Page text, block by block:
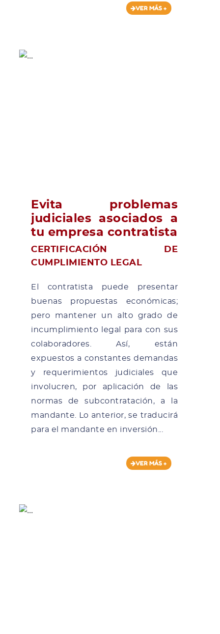
VER MÁS +
Evita problemas
judiciales asociados a
tu empresa contratista
CERTIFICACIÓN DE
CUMPLIMIENTO LEGAL
El contratista puede presentar
buenas propuestas económicas;
pero mantener un alto grado de
incumplimiento legal para con sus
colaboradores. Así, están
expuestos a constantes demandas
y requerimientos judiciales que
involucren, por aplicación de las
normas de subcontratación, a la
mandante. Lo anterior, se traducirá
para el mandante en inversión...
VER MÁS +